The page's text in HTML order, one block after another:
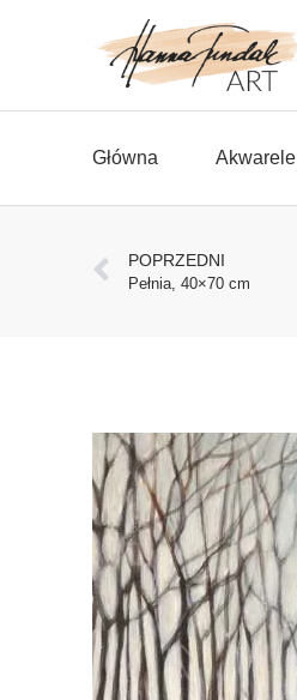
Główna Akwarele
POPRZEDNI
Pełnia, 40×70 cm